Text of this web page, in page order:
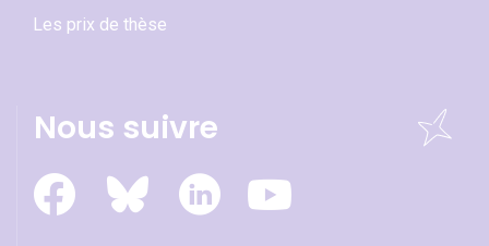
Les prix de thèse
Nous suivre